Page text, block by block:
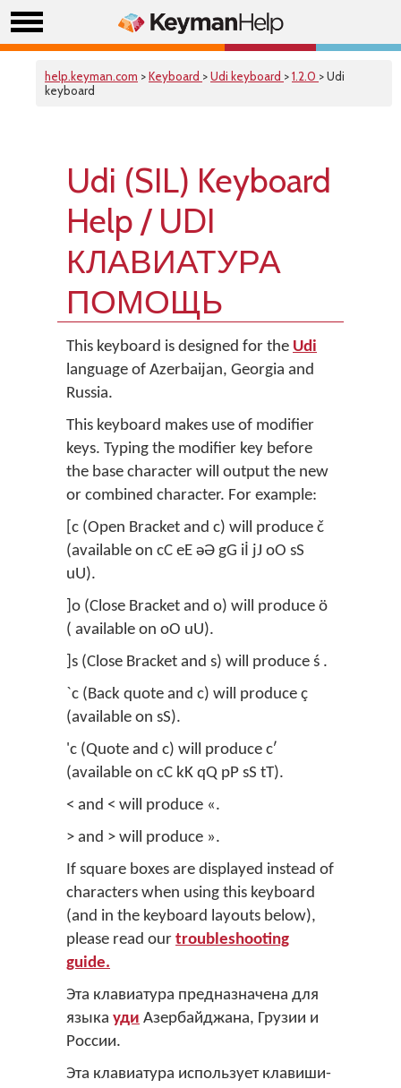
help.keyman.com >Keyboard >Udi keyboard >1.2.0 > Udi
keyboard
Udi (SIL) Keyboard
Help / UDI
КЛАВИАТУРА
ПОМОЩЬ
This keyboard is designed for the Udi
language of Azerbaijan, Georgia and
Russia.
This keyboard makes use of modifier
keys. Typing the modifier key before
the base character will output the new
or combined character. For example:
[c (Open Bracket and c) will produce č
(available on cC eE əƏ gG iİ jJ oO sS
uU).
]o (Close Bracket and o) will produce ö
( available on oO uU).
]s (Close Bracket and s) will produce ś .
`c (Back quote and c) will produce ç
(available on sS).
'c (Quote and c) will produce cʹ
(available on cC kK qQ pP sS tT).
< and < will produce «.
> and > will produce ».
If square boxes are displayed instead of
characters when using this keyboard
(and in the keyboard layouts below),
please read our troubleshooting
guide.
Эта клавиатура предназначена для
языка уди Азербайджана, Грузии и
России.
Эта клавиатура использует клавиши-